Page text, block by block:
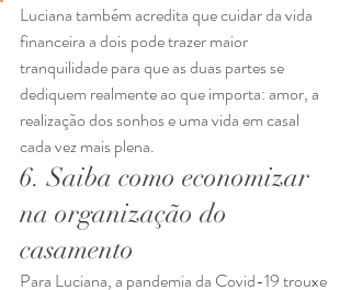
Luciana também acredita que cuidar da vida
financeira a dois pode trazer maior
tranquilidade para que as duas partes se
dediquem realmente ao que importa: amor, a
realização dos sonhos e uma vida em casal
cada vez mais plena.
6. Saiba como economizar
na organização do
casamento
Para Luciana, a pandemia da Covid-19 trouxe